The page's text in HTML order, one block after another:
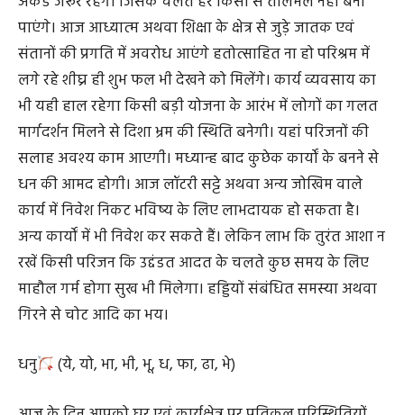
आज के दिन आपके व्यक्तित्व में विकास होगा। समाज के वरिष्ठ
व्यक्तियों से नए अनुभव सीखने को मिलेंगे। स्वभाव में थोड़ा सी
अकड जरूर रहेगी जिसके चलते हर किसी से तालमेल नहीं बना
पाएंगे। आज आध्यात्म अथवा शिक्षा के क्षेत्र से जुड़े जातक एवं
संतानों की प्रगति में अवरोध आएंगे हतोत्साहित ना हो परिश्रम में
लगे रहे शीघ्र ही शुभ फल भी देखने को मिलेंगे। कार्य व्यवसाय का
भी यही हाल रहेगा किसी बड़ी योजना के आरंभ में लोगों का गलत
मार्गदर्शन मिलने से दिशा भ्रम की स्थिति बनेगी। यहां परिजनों की
सलाह अवश्य काम आएगी। मध्यान्ह बाद कुछेक कार्यों के बनने से
धन की आमद होगी। आज लॉटरी सट्टे अथवा अन्य जोखिम वाले
कार्य में निवेश निकट भविष्य के लिए लाभदायक हो सकता है।
अन्य कार्यों में भी निवेश कर सकते हैं। लेकिन लाभ कि तुरंत आशा न
रखें किसी परिजन कि उद्दंडत आदत के चलते कुछ समय के लिए
माहौल गर्म होगा सुख भी मिलेगा। हड्डियों संबंधित समस्या अथवा
गिरने से चोट आदि का भय।